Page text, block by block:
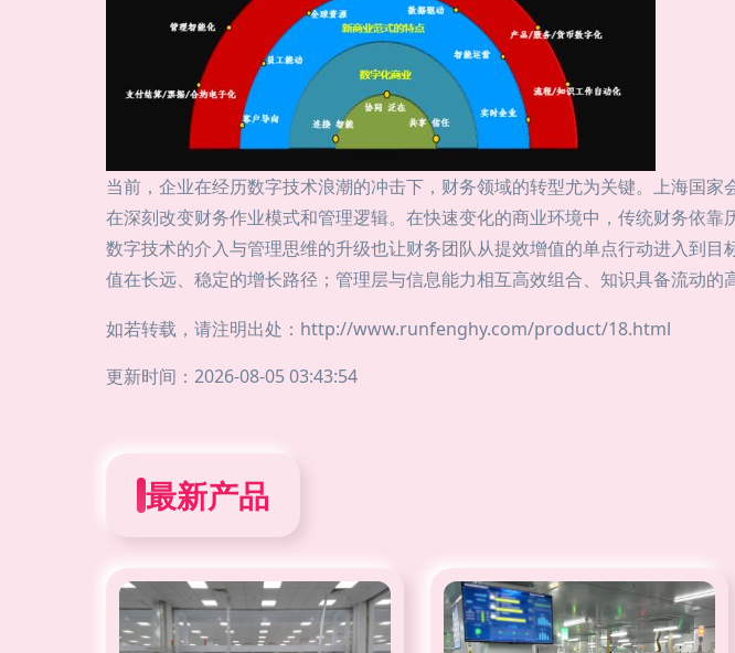
当前，企业在经历数字技术浪潮的冲击下，财务领域的转型尤为关键。上海国
在深刻改变财务作业模式和管理逻辑。在快速变化的商业环境中，传统财务依
数字技术的介入与管理思维的升级也让财务团队从提效增值的单点行动进入到
值在长远、稳定的增长路径；管理层与信息能力相互高效组合、知识具备流动的
如若转载，请注明出处：http://www.runfenghy.com/product/18.html
更新时间：2026-08-05 03:43:54
最新产品